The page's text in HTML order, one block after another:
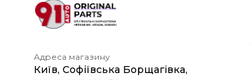
Адреса магазину
Київ, Софіївська Борщагівка,